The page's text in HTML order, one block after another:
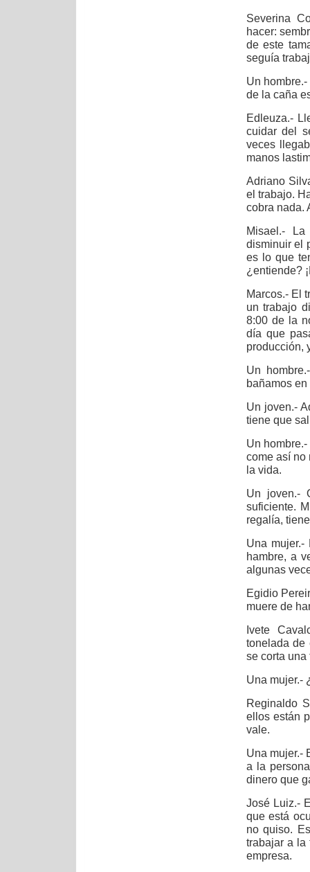
Severina
hacer:
de este
seguía
Un
de la caña
Edleuza.-
cuidar del
veces
manos
Adriano
el trabajo.
cobra nada.
Misael.-
disminuir el
es lo que
¿entiende?
Marcos.- El
un trabajo
8:00 de la
día que
producción,
Un
bañamos
Un joven.-
tiene que
Un
come así no
la vida.
Un joven.-
suficiente.
regalía,
Una
hambre, a
algunas
Egidio
muere de
Ivete
tonelada de
se corta
Una mujer.-
Reginaldo
ellos están
vale.
Una mujer.-
a la
dinero que
José Luiz.-
que está
no quiso.
trabajar a la
empresa.